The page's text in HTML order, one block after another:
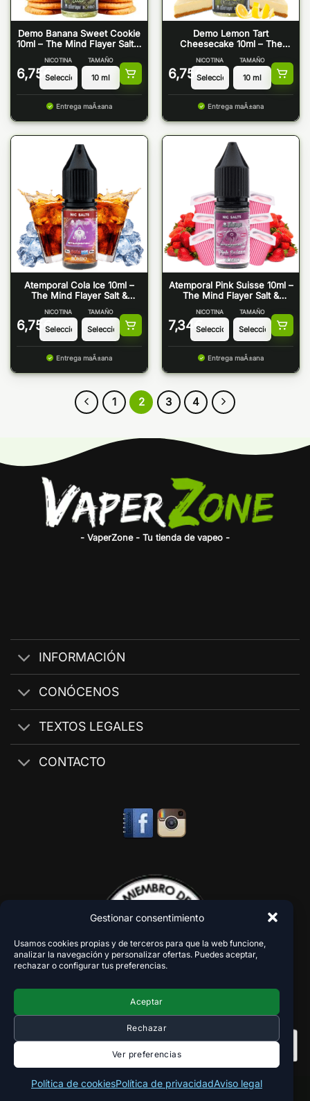
Gestionar consentimiento
Usamos cookies propias y de terceros para que la web funcione,
analizar la navegación y personalizar ofertas. Puedes aceptar,
rechazar o configurar tus preferencias.
Aceptar
Rechazar
Ver preferencias
Política de cookiesPolítica de privacidadAviso legal
Demo Banana Sweet Cookie
10ml – The Mind Flayer Salt &
6,75 €
NICOTINA TAMAÑO
Entrega maÃ±ana
Demo Lemon Tart
Cheesecake 10ml – The
Mind Flayer Salt & Bombo
6,75 €
NICOTINA TAMAÑO
Entrega maÃ±ana
Atemporal Cola Ice 10ml –
The Mind Flayer Salt &
6,75 €
NICOTINA TAMAÑO
Entrega maÃ±ana
Atemporal Pink Suisse 10ml –
The Mind Flayer Salt &
7,34 €
NICOTINA TAMAÑO
Entrega maÃ±ana
1 2 3 4
- VaperZone - Tu tienda de vapeo -
INFORMACIÓN
CONÓCENOS
TEXTOS LEGALES
CONTACTO
Copyright 2018-2026 - VaperZone ®